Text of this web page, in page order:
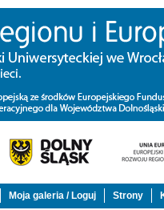
Moja galeria / Loguj Strony